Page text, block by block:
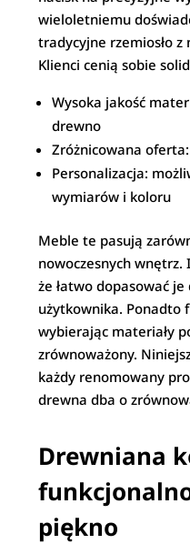
wieloletniemu
tradycyjne rzemiosło
Klienci cenią sobie
Wysoka jakość
drewno
Zróżnicowana
Personalizacja:
wymiarów i koloru
Meble te pasują
nowoczesnych wnętrz.
że łatwo dopasować
użytkownika. Ponadto
wybierając materiały
zrównoważony.
każdy renomowany
drewna dba o
Drewniana
piękno